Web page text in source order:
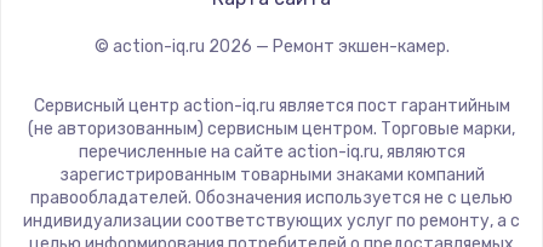
© action-iq.ru 2026 — Ремонт экшен-камер.
Сервисный центр action-iq.ru является пост гарантийным
(не авторизованным) сервисным центром. Торговые марки,
перечисленные на сайте action-iq.ru, являются
зарегистрированным товарными знаками компаний
правообладателей. Обозначения используется не с целью
индивидуализации соответствующих услуг по ремонту, а с